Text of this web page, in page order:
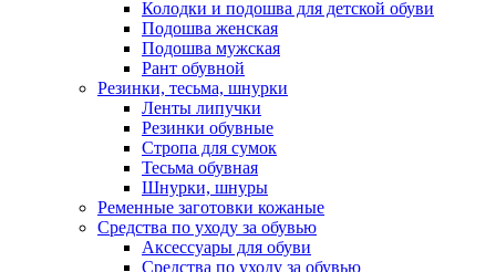
Колодки и подошва для детской обуви
Подошва женская
Подошва мужская
Рант обувной
Резинки, тесьма, шнурки
Ленты липучки
Резинки обувные
Стропа для сумок
Тесьма обувная
Шнурки, шнуры
Ременные заготовки кожаные
Средства по уходу за обувью
Аксессуары для обуви
Средства по уходу за обувью